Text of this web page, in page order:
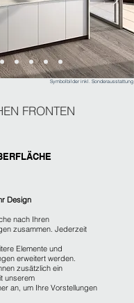
Symbolbilder inkl. Sonderausstattung
FRONTEN
Design
nach Ihren
zusammen. Jederzeit
Elemente und
erweitert werden.
zusätzlich ein
unserem
an, um Ihre Vorstellungen